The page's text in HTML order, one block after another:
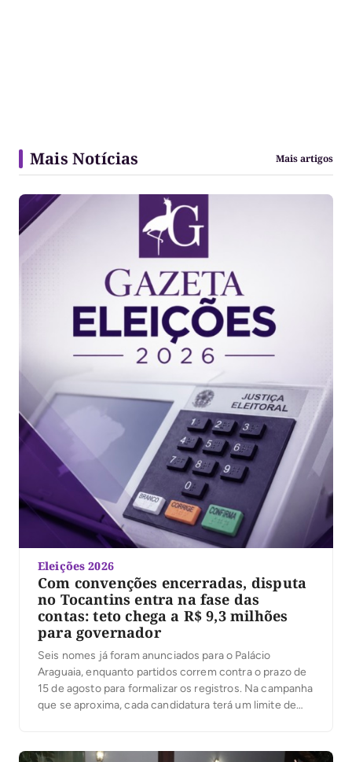
Mais Notícias Mais artigos
Eleições 2026
Com convenções encerradas, disputa
no Tocantins entra na fase das
contas: teto chega a R$ 9,3 milhões
para governador
Seis nomes já foram anunciados para o Palácio
Araguaia, enquanto partidos correm contra o prazo de
15 de agosto para formalizar os registros. Na campanha
que se aproxima, cada candidatura terá um limite de
e seis candidaturas anunciadas ao governo do […]